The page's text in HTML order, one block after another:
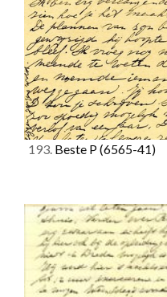
193. Beste P(6565-41)